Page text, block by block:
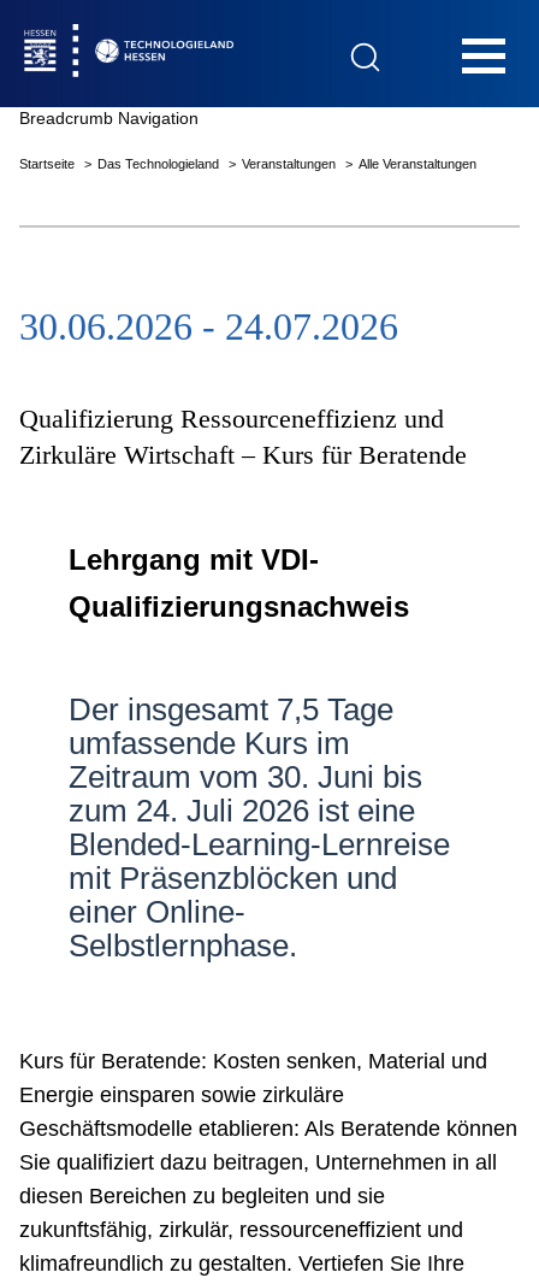
Das Technologieland
Innovationsfelder
Netzwerke
Breadcrumb Navigation
Startseite Das Technologieland Veranstaltungen Alle Veranstaltungen
30.06.2026 - 24.07.2026
Qualifizierung Ressourceneffizienz und
Zirkuläre Wirtschaft – Kurs für Beratende
Lehrgang mit VDI-
Qualifizierungsnachweis
Der insgesamt 7,5 Tage
umfassende Kurs im
Zeitraum vom 30. Juni bis
zum 24. Juli 2026 ist eine
Blended-Learning-Lernreise
mit Präsenzblöcken und
einer Online-
Selbstlernphase.
Kurs für Beratende: Kosten senken, Material und
Energie einsparen sowie zirkuläre
Geschäftsmodelle etablieren: Als Beratende können
Sie qualifiziert dazu beitragen, Unternehmen in all
diesen Bereichen zu begleiten und sie
zukunftsfähig, zirkulär, ressourceneffizient und
klimafreundlich zu gestalten. Vertiefen Sie Ihre